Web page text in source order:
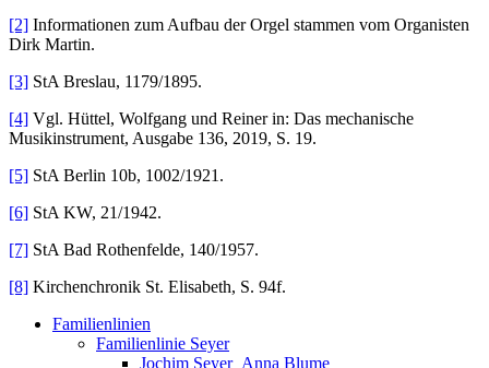
[2] Informationen zum Aufbau der Orgel stammen vom Organisten
Dirk Martin.
[3] StA Breslau, 1179/1895.
[4] Vgl. Hüttel, Wolfgang und Reiner in: Das mechanische
Musikinstrument, Ausgabe 136, 2019, S. 19.
[5] StA Berlin 10b, 1002/1921.
[6] StA KW, 21/1942.
[7] StA Bad Rothenfelde, 140/1957.
[8] Kirchenchronik St. Elisabeth, S. 94f.
Familienlinien
Familienlinie Seyer
Jochim Seyer_Anna Blume